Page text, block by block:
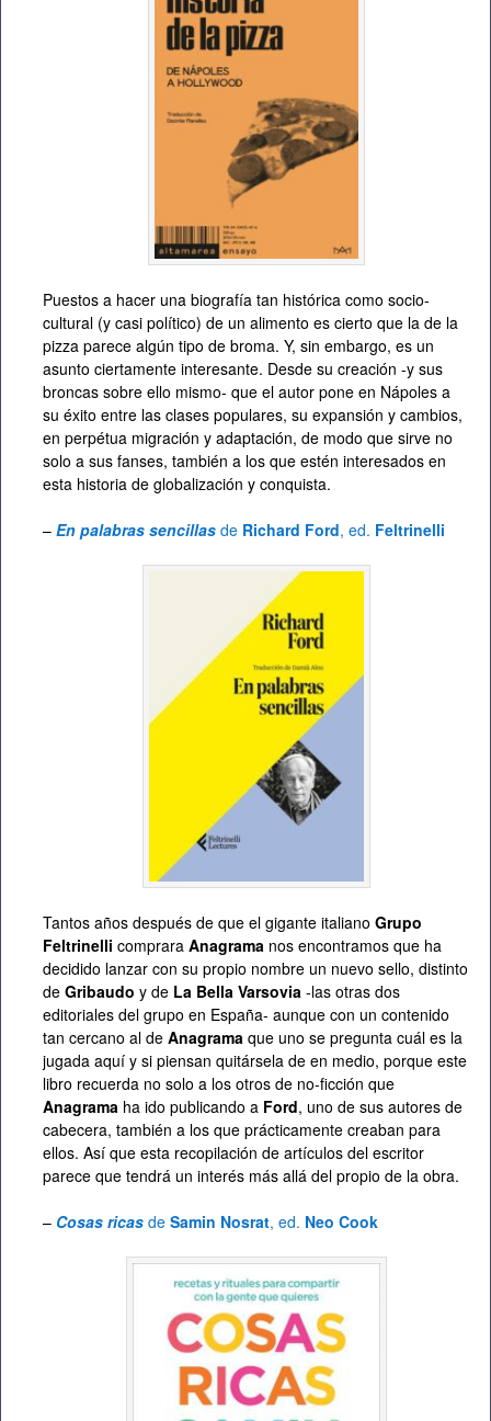
Puestos a hacer una biografía tan histórica como socio-
cultural (y casi político) de un alimento es cierto que la de la
pizza parece algún tipo de broma. Y, sin embargo, es un
asunto ciertamente interesante. Desde su creación -y sus
broncas sobre ello mismo- que el autor pone en Nápoles a
su éxito entre las clases populares, su expansión y cambios,
en perpétua migración y adaptación, de modo que sirve no
solo a sus fanses, también a los que estén interesados en
esta historia de globalización y conquista.
– En palabras sencillas de Richard Ford, ed. Feltrinelli
Tantos años después de que el gigante italiano Grupo
Feltrinelli comprara Anagrama nos encontramos que ha
decidido lanzar con su propio nombre un nuevo sello, distinto
de Gribaudo y de La Bella Varsovia -las otras dos
editoriales del grupo en España- aunque con un contenido
tan cercano al de Anagrama que uno se pregunta cuál es la
jugada aquí y si piensan quitársela de en medio, porque este
libro recuerda no solo a los otros de no-ficción que
Anagrama ha ido publicando a Ford, uno de sus autores de
cabecera, también a los que prácticamente creaban para
ellos. Así que esta recopilación de artículos del escritor
parece que tendrá un interés más allá del propio de la obra.
– Cosas ricas de Samin Nosrat, ed. Neo Cook